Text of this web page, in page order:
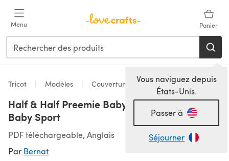
Menu Panier
Vous naviguez depuis
États-Unis.
Passer à
Séjourner
Tricot Modèles Couvertures
Half & Half Preemie Baby Blanket in Bernat
Baby Sport
PDF téléchargeable, Anglais
Par Bernat